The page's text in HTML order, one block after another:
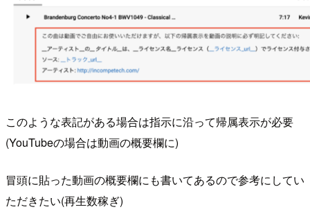
このような表記がある場合は指示に沿って帰属表示が必要
(YouTubeの場合は動画の概要欄に)
冒頭に貼った動画の概要欄にも書いてあるので参考にしてい
ただきたい(再生数稼ぎ)